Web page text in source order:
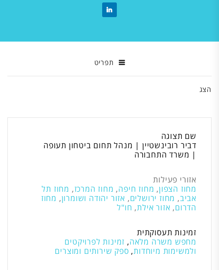
תפריט
הצג
שם תצוגה
דביר רובינשטיין | מנהל תחום ביטחון תעופה
| משרד התחבורה
אזורי פעילות
מחוז הצפון, מחוז חיפה, מחוז המרכז, מחוז תל
אביב, מחוז ירושלים, אזור יהודה ושומרון, מחוז
הדרום, אזור אילת, חו"ל
זמינות תעסוקתית
מחפש משרה מלאה, זמינות לפרויקטים
ולמשימות מיוחדות, ספק שירותים ומוצרים